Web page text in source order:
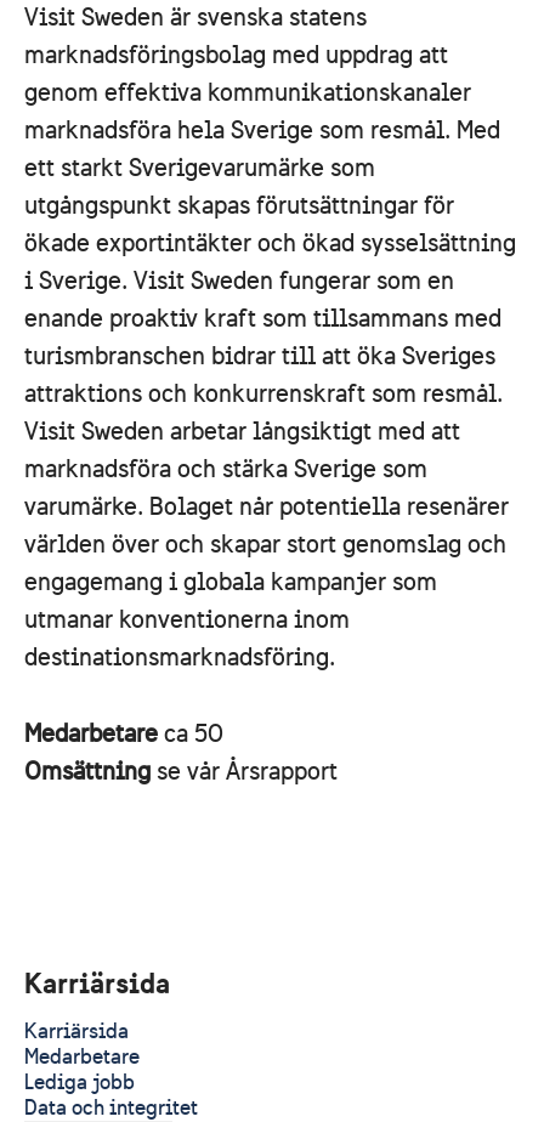
Visit Sweden är svenska statens
marknadsföringsbolag med uppdrag att
genom effektiva kommunikationskanaler
marknadsföra hela Sverige som resmål. Med
ett starkt Sverigevarumärke som
utgångspunkt skapas förutsättningar för
ökade exportintäkter och ökad sysselsättning
i Sverige. Visit Sweden fungerar som en
enande proaktiv kraft som tillsammans med
turismbranschen bidrar till att öka Sveriges
attraktions och konkurrenskraft som resmål.
Visit Sweden arbetar långsiktigt med att
marknadsföra och stärka Sverige som
varumärke. Bolaget når potentiella resenärer
världen över och skapar stort genomslag och
engagemang i globala kampanjer som
utmanar konventionerna inom
destinationsmarknadsföring.
Medarbetareca 50
Omsättning se vår Årsrapport
Karriärsida
Karriärsida
Medarbetare
Lediga jobb
Data och integritet